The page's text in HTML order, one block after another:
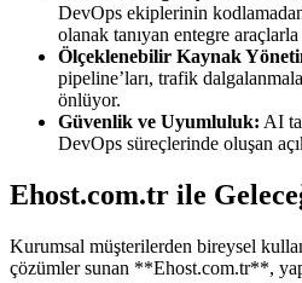
DevOps ekiplerinin kodlamadan
olanak tanıyan entegre
Ölçeklenebilir Kaynak
pipeline’ları, trafik
önlüyor.
Güvenlik ve Uyumluluk: AI
DevOps süreçlerinde oluşan
Ehost.com.tr ile
Kurumsal müşterilerden bireysel
çözümler sunan **Ehost.com.tr**,